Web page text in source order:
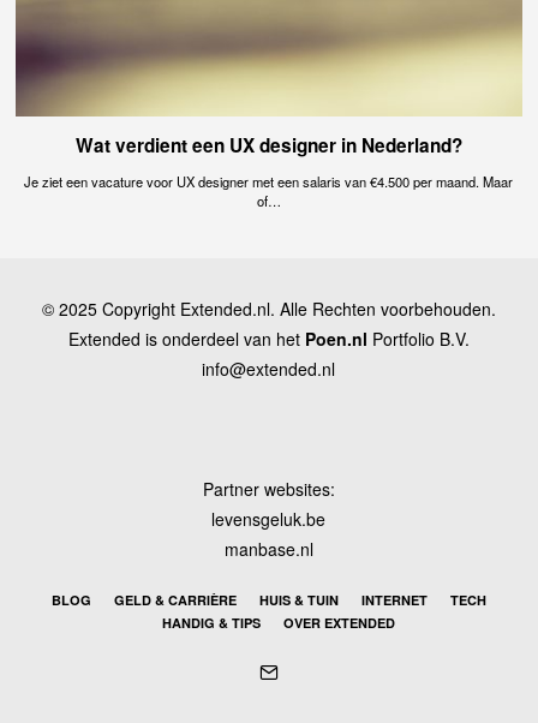
Wat verdient een UX designer in Nederland?
Je ziet een vacature voor UX designer met een salaris van €4.500 per maand. Maar
of…
© 2025 Copyright Extended.nl. Alle Rechten voorbehouden.
Extended is onderdeel van het Poen.nl Portfolio B.V.
info@extended.nl
Partner websites:
levensgeluk.be
manbase.nl
BLOG GELD & CARRIÈRE HUIS & TUIN INTERNET
TECH
HANDIG & TIPS
OVER EXTENDED